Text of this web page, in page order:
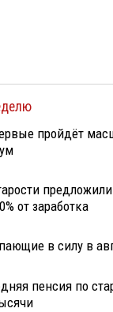
пройдёт
от заработка
в силу в
пенсия по